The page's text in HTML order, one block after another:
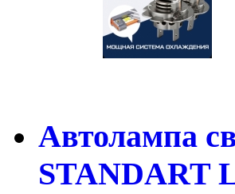
Автолампа
STANDART